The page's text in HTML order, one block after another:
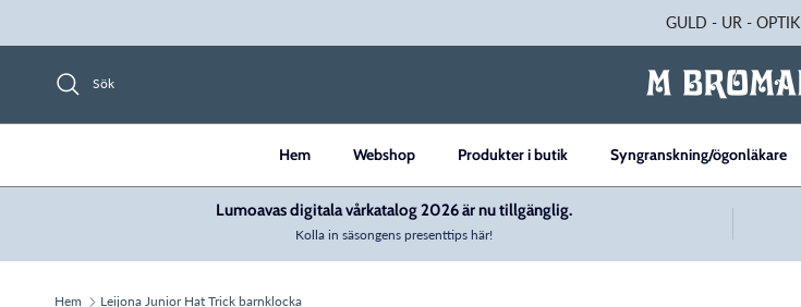
GULD - UR - OPTIK
Sök
Hem Webshop Produkter i butik Syngranskning/ögonläkare
Lumoavas digitala vårkatalog 2026 är nu tillgänglig.
Kolla in säsongens presenttips här!
Hem Leijona Junior Hat Trick barnklocka